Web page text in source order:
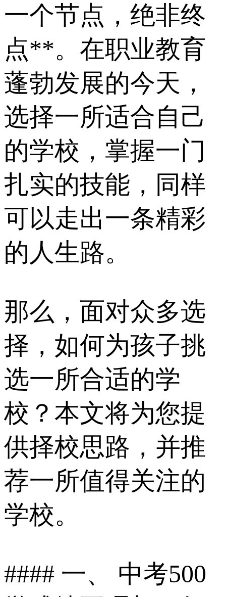
一个节点，绝非终
点**。在职业教育
蓬勃发展的今天，
选择一所适合自己
的学校，掌握一门
扎实的技能，同样
可以走出一条精彩
的人生路。
那么，面对众多选
择，如何为孩子挑
选一所合适的学
校？本文将为您提
供择校思路，并推
荐一所值得关注的
学校。
#### 一、 中考500